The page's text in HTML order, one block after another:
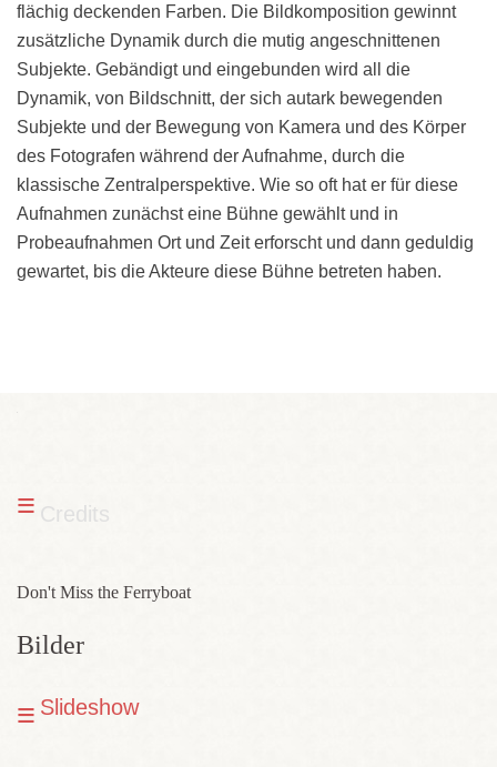
flächig deckenden Farben. Die Bildkomposition gewinnt
zusätzliche Dynamik durch die mutig angeschnittenen
Subjekte. Gebändigt und eingebunden wird all die
Dynamik, von Bildschnitt, der sich autark bewegenden
Subjekte und der Bewegung von Kamera und des Körper
des Fotografen während der Aufnahme, durch die
klassische Zentralperspektive. Wie so oft hat er für diese
Aufnahmen zunächst eine Bühne gewählt und in
Probeaufnahmen Ort und Zeit erforscht und dann geduldig
gewartet, bis die Akteure diese Bühne betreten haben.
Don't Miss the Ferryboat
Bilder
≡ Slideshow
≡ Credits